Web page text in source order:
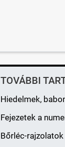
TOVÁBBI
Hiedelmek,
Fejezetek a
Bőrléc-